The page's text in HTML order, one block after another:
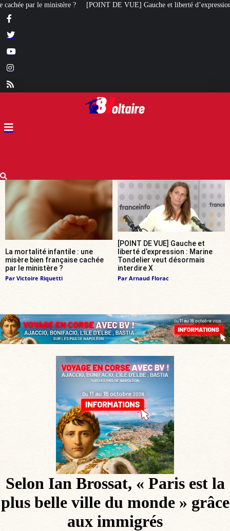
VUE] Gauche et liberté d’expression : Marine Tondelier veut désormais
La mortalité infantile : une
misère bien française cachée
par le ministère ?
Par Victoire Riquetti
[POINT DE VUE] Gauche et
liberté d’expression : Marine
Tondelier veut désormais
interdire X
Par Arnaud Florac
Selon Ian Brossat, « Paris est la
plus belle ville du monde » grâce
aux immigrés